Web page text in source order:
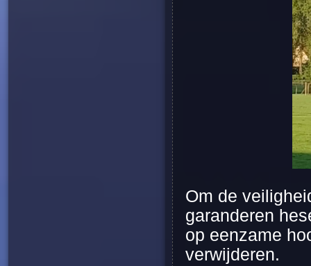
Om de
garanderen
op eenzame
verwijderen.